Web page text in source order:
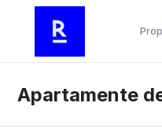
Apartamente